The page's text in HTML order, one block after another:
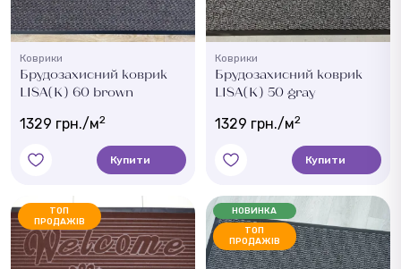
Коврики
Брудозахисний коврик
LISA(K) 60 brown
1329 грн./м2
Купити
Коврики
Брудозахисний коврик
LISA(K) 50 gray
1329 грн./м2
Купити
ТОП
ПРОДАЖІВ
НОВИНКА
ТОП
ПРОДАЖІВ